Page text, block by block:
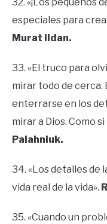
especiales para
Murat ildan.
33. «El truco para
mirar todo de cerca.
enterrarse en los
mirar a Dios. Como
Palahniuk.
34. «Los detalles de
vida real de la vida».
35. «Cuando un